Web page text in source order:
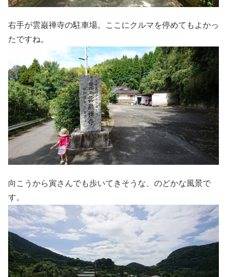
右手が雲巌禅寺の駐車場。ここにクルマを停めてもよかっ
たですね。
向こうから寅さんでも歩いてきそうな、のどかな風景で
す。